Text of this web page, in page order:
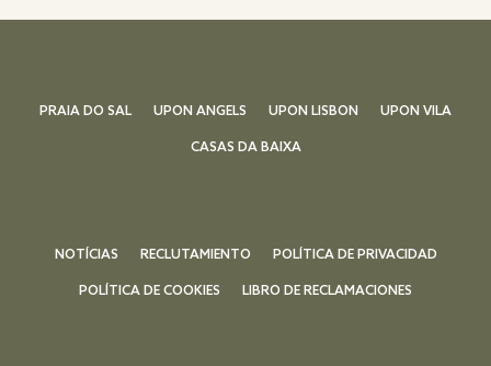
PRAIA DO SAL UPON ANGELS UPON LISBON UPON VILA
CASAS DA BAIXA
NOTÍCIAS RECLUTAMIENTO POLÍTICA DE PRIVACIDAD
POLÍTICA DE COOKIES LIBRO DE RECLAMACIONES